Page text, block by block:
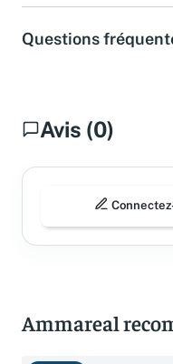
Questions
Avis (0)
Ammareal